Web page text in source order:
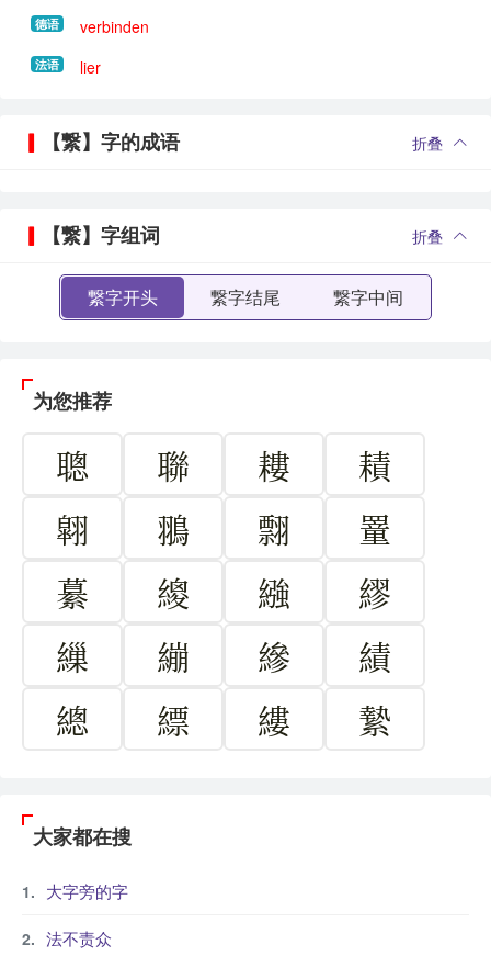
德语 verbinden
法语 lier
【繋】字的成语 折叠
【繋】字组词 折叠
繋字开头 繋字结尾 繋字中间
为您推荐
聰 聯 耬
耫
翶
翵 翲
罿
繤
繌 繈
繆
繅
繃 縿
績
總
縹 縷 縶
大家都在搜
大字旁的字
法不责众